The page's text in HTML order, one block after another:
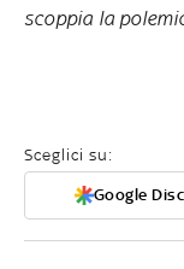
scoppia la
Sceglici su:
Google